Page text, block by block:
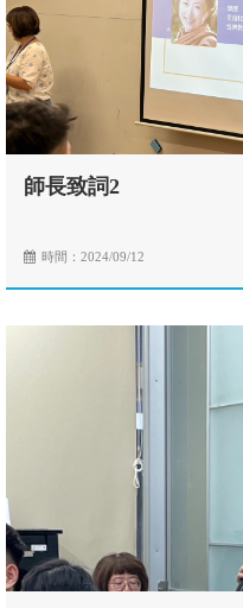
師長致詞2
時間：2024/09/12